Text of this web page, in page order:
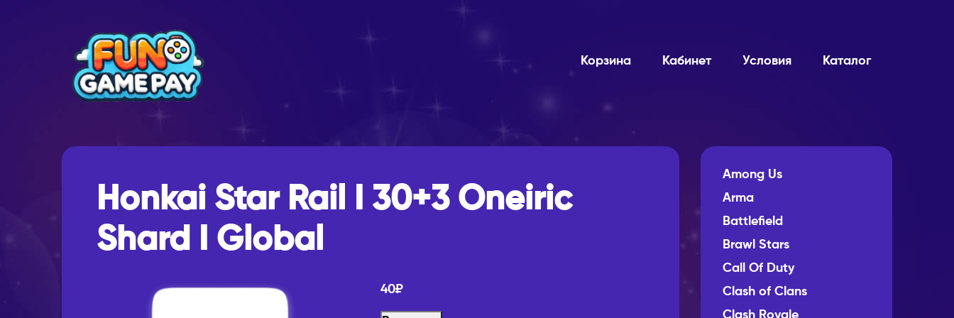
Корзина Кабинет Условия Каталог
Honkai Star Rail I 30+3 Oneiric
Shard I Global
40₽
Among Us
Arma
Battlefield
Brawl Stars
Call Of Duty
Clash of Clans
Clash Royale